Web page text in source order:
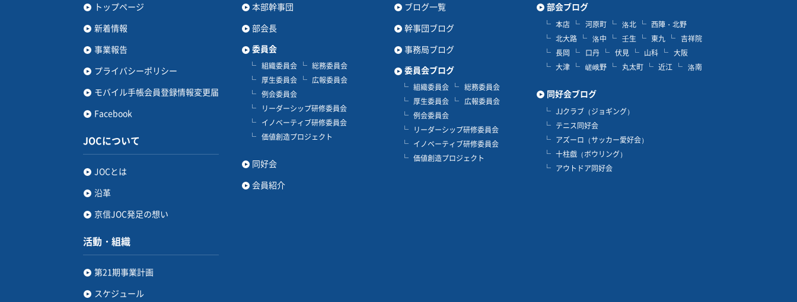
トップページ
新着情報
事業報告
プライバシーポリシー
モバイル手帳会員登録情報変更届
Facebook
JOCについて
JOCとは
沿革
京信JOC発足の想い
活動・組織
第21期事業計画
スケジュール
本部幹事団
部会長
委員会
組織委員会
総務委員会
厚生委員会
広報委員会
例会委員会
リーダーシップ研修委員会
イノベーティブ研修委員会
価値創造プロジェクト
同好会
会員紹介
ブログ一覧
幹事団ブログ
事務局ブログ
委員会ブログ
組織委員会
総務委員会
厚生委員会
広報委員会
例会委員会
リーダーシップ研修委員会
イノベーティブ研修委員会
価値創造プロジェクト
部会ブログ
本店 河原町 洛北
西陣・北野
北大路
洛中 壬生 東九
吉祥院
長岡
口丹 伏見 山科
大阪
大津
嵯峨野 丸太町 近江 洛南
同好会ブログ
JJクラブ（ジョギング）
テニス同好会
アズーロ（サッカー愛好会）
十柱戯（ボウリング）
アウトドア同好会